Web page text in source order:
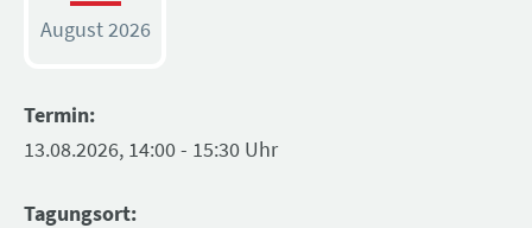
August 2026
Termin:
13.08.2026, 14:00 - 15:30 Uhr
Tagungsort: